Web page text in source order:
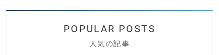
人気の記事